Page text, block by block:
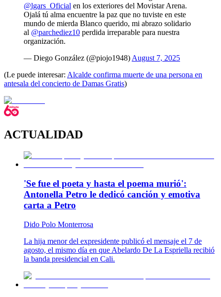
@lgars_Oficial en los exteriores del Movistar Arena.
Ojalá tú alma encuentre la paz que no tuviste en este
mundo de mierda Blanco querido, mi abrazo solidario
al @parchediez10 perdida irreparable para nuestra
organización.
— Diego González (@piojo1948)August 7, 2025
(Le puede interesar: Alcalde confirma muerte de una persona en
antesala del concierto de Damas Gratis)
ACTUALIDAD
'Se fue el poeta y hasta el poema murió':
Antonella Petro le dedicó canción y emotiva
carta a Petro
Dido Polo Monterrosa
La hija menor del expresidente publicó el mensaje el 7 de
agosto, el mismo día en que Abelardo De La Espriella recibió
la banda presidencial en Cali.